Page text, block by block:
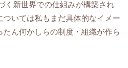
く新世界での仕組みが構築され
ついては私もまだ具体的なイメー
たん何かしらの制度・組織が作ら